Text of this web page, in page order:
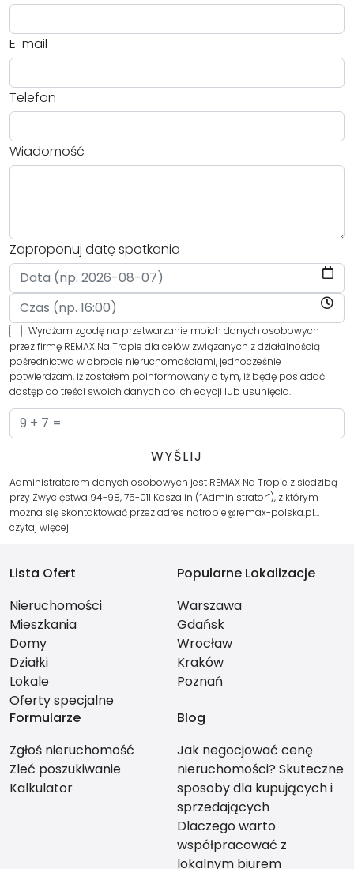
E-mail
Telefon
Wiadomość
Zaproponuj datę spotkania
Wyrażam zgodę na przetwarzanie moich danych osobowych
przez firmę REMAX Na Tropie dla celów związanych z działalnością
pośrednictwa w obrocie nieruchomościami, jednocześnie
potwierdzam, iż zostałem poinformowany o tym, iż będę posiadać
dostęp do treści swoich danych do ich edycji lub usunięcia.
Administratorem danych osobowych jest REMAX Na Tropie z siedzibą
przy Zwycięstwa 94-98, 75-011 Koszalin (“Administrator”), z którym
można się skontaktować przez adres natropie@remax-polska.pl…
czytaj więcej
Lista Ofert
Nieruchomości
Mieszkania
Domy
Działki
Lokale
Oferty specjalne
Popularne Lokalizacje
Warszawa
Gdańsk
Wrocław
Kraków
Poznań
Formularze
Zgłoś nieruchomość
Zleć poszukiwanie
Kalkulator
Blog
Jak negocjować cenę
nieruchomości? Skuteczne
sposoby dla kupujących i
sprzedających
Dlaczego warto
współpracować z
lokalnym biurem